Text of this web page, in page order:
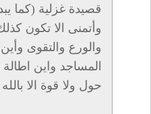
قصيدة غزلية (كما
وأتمنى الا تكون
والورع والتقوى
المساجد واين
حول ولا قوة الا